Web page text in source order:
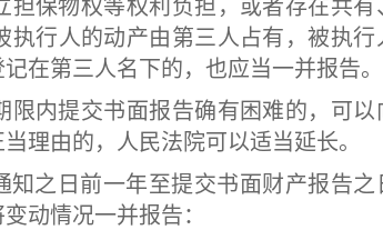
保物权等权利负担，或者存在共有
行人的动产由第三人占有，被执行
在第三人名下的，也应当一并报告。
内提交书面报告确有困难的，可以
理由的，人民法院可以适当延长。
之日前一年至提交书面财产报告之
动情况一并报告：